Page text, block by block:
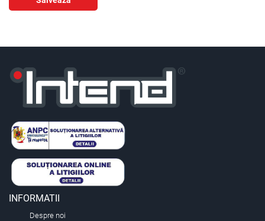
INFORMATII
Despre noi